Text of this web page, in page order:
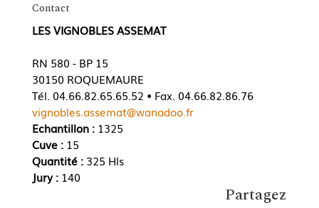
Contact
LES VIGNOBLES ASSEMAT
RN 580 - BP 15
30150 ROQUEMAURE
Tél. 04.66.82.65.65.52 • Fax. 04.66.82.86.76
vignobles.assemat@wanadoo.fr
Echantillon :1325
Cuve : 15
Quantité : 325 Hls
Jury : 140
Partagez